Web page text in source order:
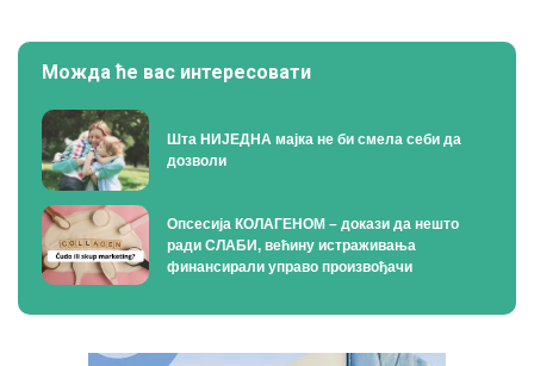
Можда ће вас интересовати
Шта НИЈЕДНА мајка не би смела себи да
дозволи
Опсесија КОЛАГЕНОМ – докази да нешто
ради СЛАБИ, већину истраживања
финансирали управо произвођачи